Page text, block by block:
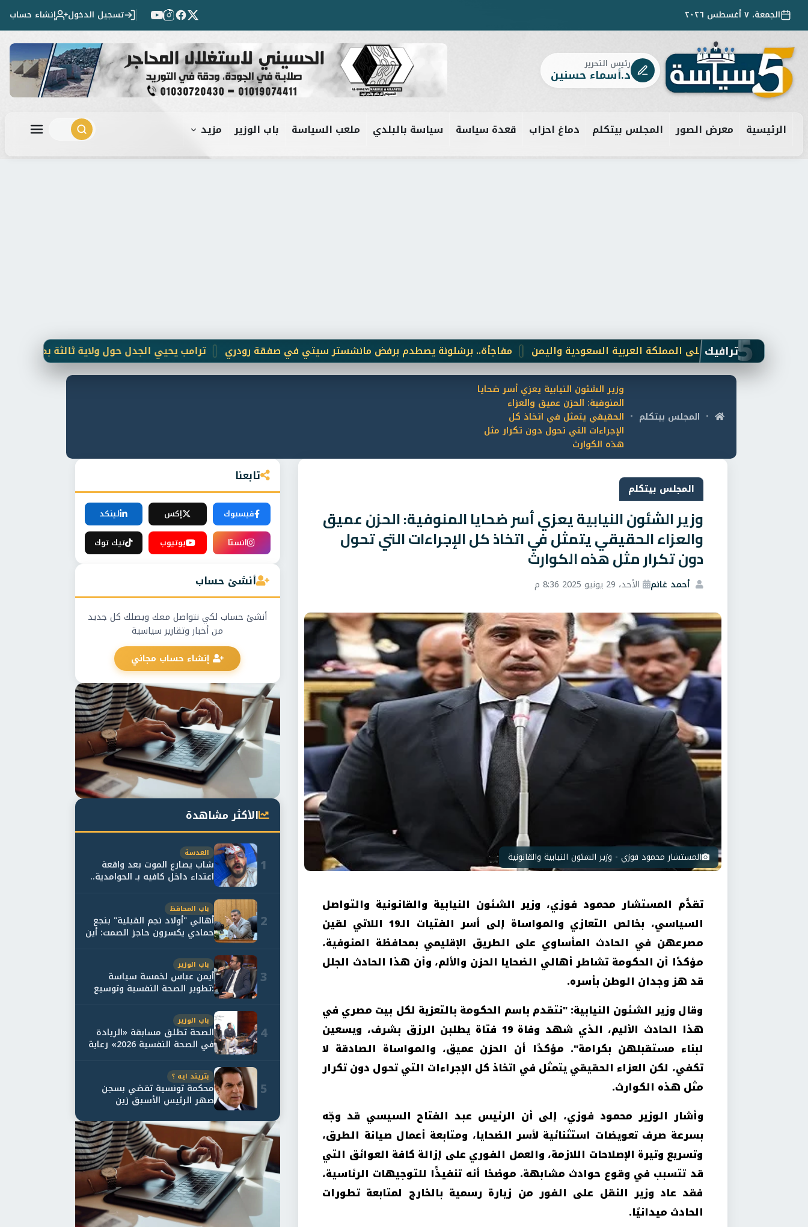
الجمعة، ٧ أغسطس ٢٠٢٦ تسجيل الدخول إنشاء حساب
رئيس التحرير
د.أسماء حسنين
الرئيسية معرض الصور المجلس بيتكلم دماغ احزاب قعدة سياسة سياسة بالبلدي ملعب السياسة باب الوزير مزيد
5ترافيك ترامب يحيي الجدل حول ولاية ثالثة بمنشورات مثيرة مفاجأة.. برشلونة يصطدم برفض مانشستر سيتي في صفقة رودري الحوثي على المملكة العربية السعودية واليمن
• المجلس بيتكلم •
وزير الشئون النيابية يعزي أسر ضحايا
المنوفية: الحزن عميق والعزاء
الحقيقي يتمثل في اتخاذ كل
الإجراءات التي تحول دون تكرار مثل
هذه الكوارث
المجلس بيتكلم
وزير الشئون النيابية يعزي أسر ضحايا المنوفية: الحزن عميق
والعزاء الحقيقي يتمثل في اتخاذ كل الإجراءات التي تحول
دون تكرار مثل هذه الكوارث
أحمد غانم الأحد، 29 يونيو 2025 8:36 م
المستشار محمود فوزي - وزير الشئون النيابية والقانونية
تقدَّم المستشار محمود فوزي، وزير الشئون النيابية والقانونية والتواصل
السياسي، بخالص التعازي والمواساة إلى أسر الفتيات الـ19 اللاتي لقين
مصرعهن في الحادث المأساوي على الطريق الإقليمي بمحافظة المنوفية،
مؤكدًا أن الحكومة تشاطر أهالي الضحايا الحزن والألم، وأن هذا الحادث الجلل
قد هز وجدان الوطن بأسره.
وقال وزير الشئون النيابية: "نتقدم باسم الحكومة بالتعزية لكل بيت مصري في
هذا الحادث الأليم، الذي شهد وفاة 19 فتاة يطلبن الرزق بشرف، ويسعين
لبناء مستقبلهن بكرامة". مؤكدًا أن الحزن عميق، والمواساة الصادقة لا
تكفي، لكن العزاء الحقيقي يتمثل في اتخاذ كل الإجراءات التي تحول دون تكرار
مثل هذه الكوارث.
وأشار الوزير محمود فوزي، إلى أن الرئيس عبد الفتاح السيسي قد وجّه
بسرعة صرف تعويضات استثنائية لأسر الضحايا، ومتابعة أعمال صيانة الطرق،
وتسريع وتيرة الإصلاحات اللازمة، والعمل الفوري على إزالة كافة العوائق التي
قد تتسبب في وقوع حوادث مشابهة. موضحًا أنه تنفيذًا للتوجيهات الرئاسية،
فقد عاد وزير النقل على الفور من زيارة رسمية بالخارج لمتابعة تطورات
الحادث ميدانيًا.
تابعنا
فيسبوك إكس
لينكد
انستا
يوتيوب تيك توك
أنشئ حساب
أنشئ حساب لكي نتواصل معك ويصلك كل جديد
من أخبار وتقارير سياسية
إنشاء حساب مجاني
الأكثر مشاهدة
1
العدسة
شاب يصارع الموت بعد واقعة
اعتداء داخل كافيه بـ الحوامدية..
وأسرته...
2
باب المحافظ
أهالي "أولاد نجم القبلية" بنجع
حمادي يكسرون حاجز الصمت: أين
حقيقة...
3
باب الوزير
أيمن عباس لخمسة سياسة
:تطوير الصحة النفسية وتوسيع
خدمات العلاج و...
4
باب الوزير
الصحة تطلق مسابقة «الريادة
في الصحة النفسية 2026» رعاية
نفسية اف...
5
بتريند ايه ؟
محكمة تونسية تقضي بسجن
صهر الرئيس الأسبق زين
العابدين بن علي لمدة...